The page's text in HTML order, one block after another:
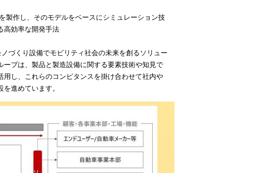
製作し、そのモデルをベースにシミュレーション技
高効率な開発手法
づくり設備でモビリティ社会の未来を創るソリュー
プは、製品と製造設備に関する要素技術や知見で
し、これらのコンピタンスを掛け合わせて社内や
進めています。